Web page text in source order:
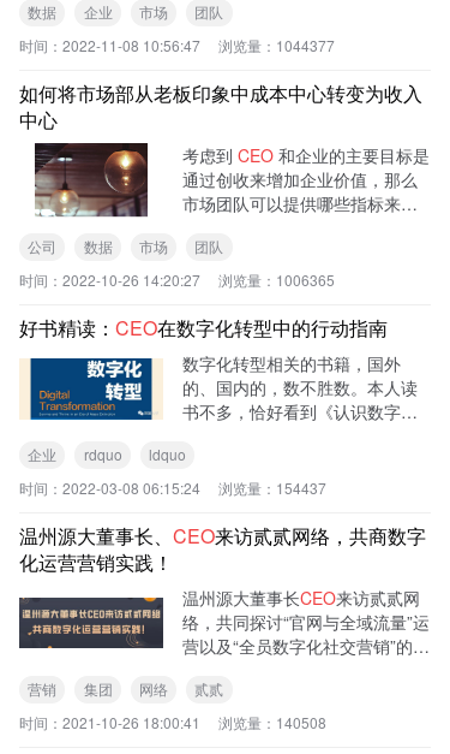
数据 企业 市场
团队
时间： 2022-11-08 10:56:47 浏览量： 1044377
如何将市场部从老板印象中成本中心转变为收入
中心
考虑到CEO 和企业的主要目标是
通过创收来增加企业价值，那么
市场团队可以提供哪些指标来证
好的衡量指标，但如果市场团队
无法访问该数据怎么办？与所有
公司 数据 市场
团队
时间： 2022-10-26 14:20:27 浏览量： 1006365
好书精读： CEO在数字化转型中的行动指南
数字化转型相关的书籍，国外
的、国内的，数不胜数。本人读
书不多，恰好看到《认识数字化
人所想的不谋而合。作者西贝尔
（Tomas M.Siebel），1993年，
企业 rdquo
ldquo
时间： 2022-03-08 06:15:24 浏览量： 154437
温州源大董事长、 CEO来访贰贰网络，共商数字
化运营营销实践！
温州源大董事长CEO来访贰贰网
络，共同探讨“官网与全域流量”运
营以及“全员数字化社交营销”的实
营销 集团 网络
贰贰
时间： 2021-10-26 18:00:41 浏览量： 140508